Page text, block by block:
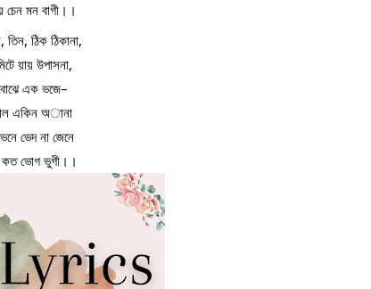
মন বাগী।।
ঠিক ঠিকানা,
য়ায় উপাসনা,
এক ভজে–
একিন অানা
ভেদ না জেনে
কত ভোগ ভুগী।।